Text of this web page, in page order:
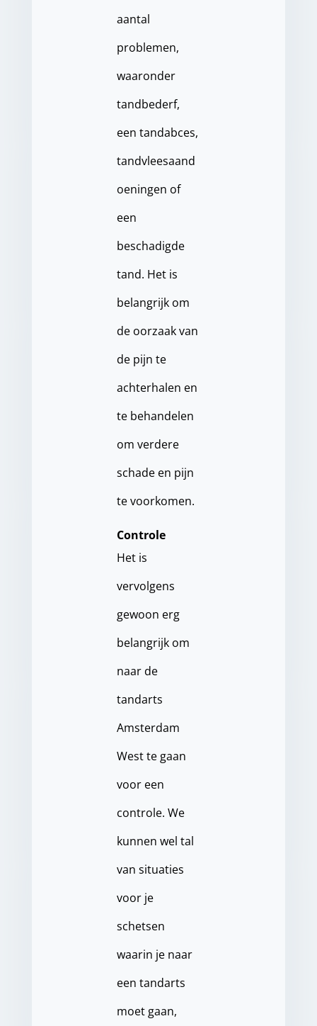
aantal
problemen,
waaronder
tandbederf,
een tandabces,
tandvleesaand
oeningen of
een
beschadigde
tand. Het is
belangrijk om
de oorzaak van
de pijn te
achterhalen en
te behandelen
om verdere
schade en pijn
te voorkomen.
Controle
Het is
vervolgens
gewoon erg
belangrijk om
naar de
tandarts
Amsterdam
West te gaan
voor een
controle. We
kunnen wel tal
van situaties
voor je
schetsen
waarin je naar
een tandarts
moet gaan,